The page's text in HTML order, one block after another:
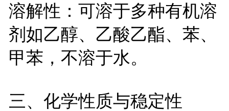
溶解性：可溶于多种有机溶
剂如乙醇、乙酸乙酯、苯、
甲苯，不溶于水。
三、化学性质与稳定性